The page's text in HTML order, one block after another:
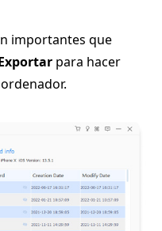
importantes que
para hacer